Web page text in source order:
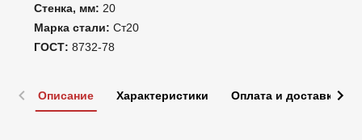
Стенка, мм: 20
Марка стали: Ст20
ГОСТ: 8732-78
Описание Характеристики Оплата и доставка